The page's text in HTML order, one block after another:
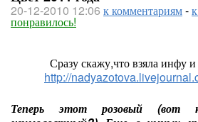
20-12-2010 12:06 к комментариям-
понравилось!
Сразу скажу,что взяла инфу
http://
Теперь этот розовый (вот